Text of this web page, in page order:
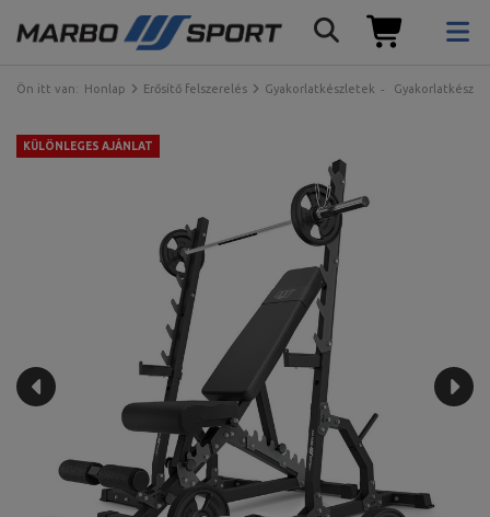
Ön itt van: Honlap Erősítő felszerelés Gyakorlatkészletek
KÜLÖNLEGES AJÁNLAT